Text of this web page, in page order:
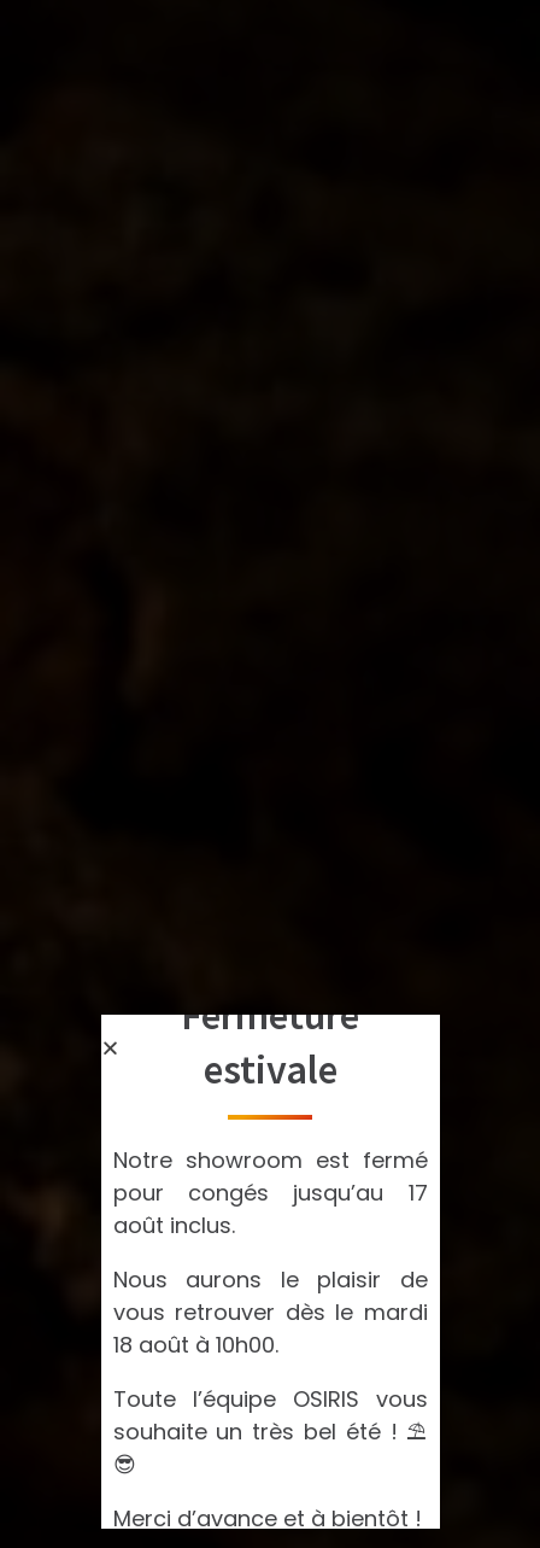
Fermeture
estivale
Notre showroom est fermé
pour congés jusqu’au 17
août inclus.
Nous aurons le plaisir de
vous retrouver dès le mardi
18 août à 10h00.
Toute l’équipe OSIRIS vous
souhaite un très bel été ! ⛱️
😎
Merci d’avance et à bientôt !